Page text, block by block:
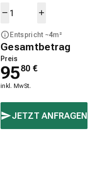
Entspricht ~4m²
Gesamtbetrag
Preis
9580 €
inkl. MwSt.
JETZT ANFRAGEN